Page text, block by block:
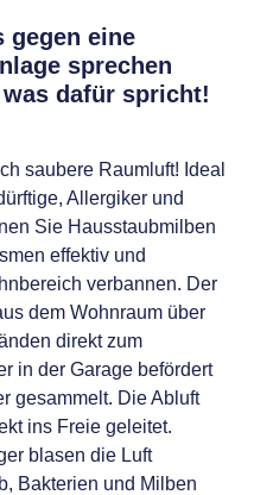
gegen eine
sprechen
dafür spricht!
saubere Raumluft! Ideal
Allergiker und
Sie Hausstaubmilben
effektiv und
verbannen. Der
dem Wohnraum über
direkt zum
in der Garage befördert
gesammelt. Die Abluft
ins Freie geleitet.
blasen die Luft
Bakterien und Milben